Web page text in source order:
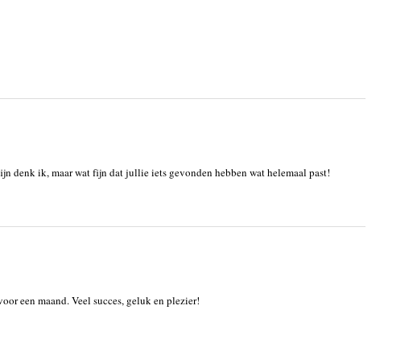
denk ik, maar wat fijn dat jullie iets gevonden hebben wat helemaal past!
een maand. Veel succes, geluk en plezier!